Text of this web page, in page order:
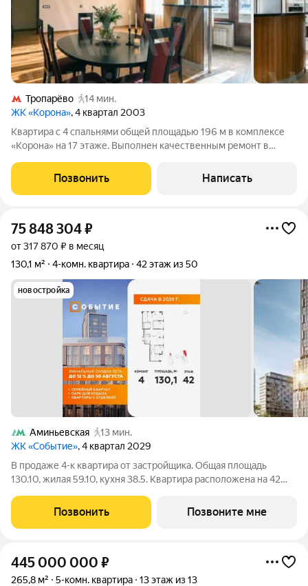
Тропарёво
14 мин.
ЖК «Корона», 4 квартал 2003
Квартира с 4 спальнями общей площадью 196 м в комплексе
«Корона» на 17 этаже. Выполнен качественным ремонт в
бытовая техника от ведущих мировых производителей.
Высота потолков 3 метра. Функциональная
Позвонить Написать
75 848 304₽
от 317 870 ₽ в месяц
130,1 м²
4-комн. квартира 42 этаж из 50
новостройка
Аминьевская
13 мин.
ЖК «Событие», 4 квартал 2029
В продаже 4-к квартира от застройщика. Общая площадь
130.10, жилая 59.10, кухня 38.5. Квартира расположена на 42
Квартира без отделки. Срок сдачи: 4 кв. 2029 года. СОБЫТИЕ.6
финальный дом
Позвонить Позвоните мне
445 000 000 ₽
265,8 м² 5-комн. квартира 13 этаж из 13